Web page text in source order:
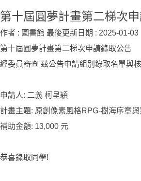
第十屆圓夢計畫第二梯次
作者 : 圖書館 最後更新日期 : 2025-01-03
第十屆圓夢計畫第二梯次申請錄取公告
經委員審查 茲公告申請組別錄取名單與
申請人: 二義 柯呈穎
計畫主題: 原創像素風格RPG-樹海序章
補助金額: 13,000 元
恭喜錄取同學!